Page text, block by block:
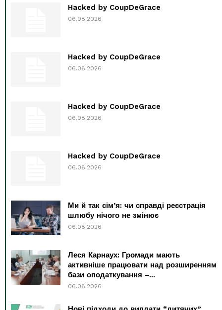
Hacked by CoupDeGrace
06.08.2026
Hacked by CoupDeGrace
06.08.2026
Hacked by CoupDeGrace
06.08.2026
Hacked by CoupDeGrace
06.08.2026
Ми й так сім’я: чи справді реєстрація
шлюбу нічого не змінює
06.08.2026
Леся Карнаух: Громади мають
активніше працювати над розширенням
бази оподаткування –...
06.08.2026